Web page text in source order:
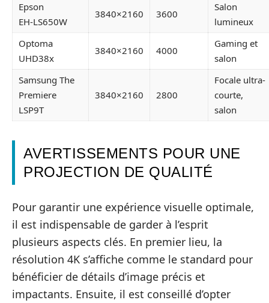
Epson
EH‑LS650W
3840×2160 3600
Salon
lumineux
Optoma
UHD38x
3840×2160 4000
Gaming et
salon
Samsung The
Premiere
LSP9T
3840×2160 2800
Focale ultra-
courte,
salon
AVERTISSEMENTS POUR UNE
PROJECTION DE QUALITÉ
Pour garantir une expérience visuelle optimale,
il est indispensable de garder à l’esprit
plusieurs aspects clés. En premier lieu, la
résolution 4K s’affiche comme le standard pour
bénéficier de détails d’image précis et
impactants. Ensuite, il est conseillé d’opter